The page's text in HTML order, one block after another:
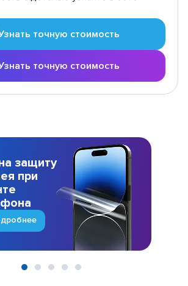
точную стоимость
точную стоимость
защиту
при